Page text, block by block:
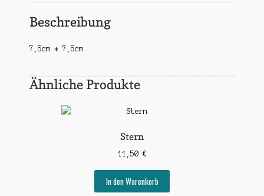
Beschreibung
7,5cm * 7,5cm
Ähnliche Produkte
Stern
11,50 €
In den Warenkorb